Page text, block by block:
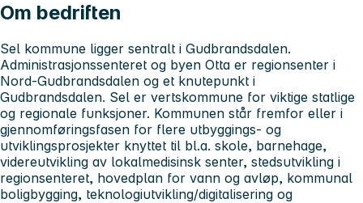
Om bedriften
Sel kommune ligger sentralt i Gudbrandsdalen.
Administrasjonssenteret og byen Otta er regionsenter i
Nord-Gudbrandsdalen og et knutepunkt i
Gudbrandsdalen. Sel er vertskommune for viktige statlige
og regionale funksjoner. Kommunen står fremfor eller i
gjennomføringsfasen for flere utbyggings- og
utviklingsprosjekter knyttet til bl.a. skole, barnehage,
videreutvikling av lokalmedisinsk senter, stedsutvikling i
regionsenteret, hovedplan for vann og avløp, kommunal
boligbygging, teknologiutvikling/digitalisering og